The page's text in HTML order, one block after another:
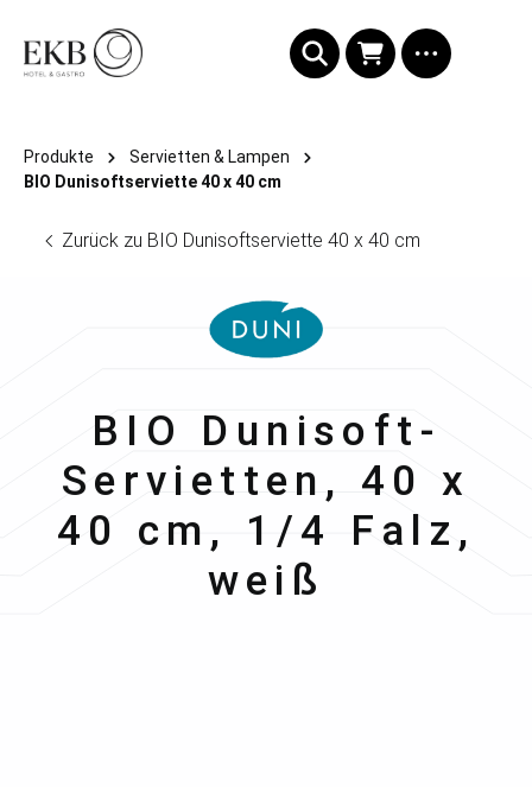
Produkte
Servietten & Lampen
BIO Dunisoftserviette 40 x 40 cm
Zurück zu BIO Dunisoftserviette 40 x 40 cm
Duni
BIO Dunisoft-
Servietten, 40 x
40 cm, 1/4 Falz,
weiß